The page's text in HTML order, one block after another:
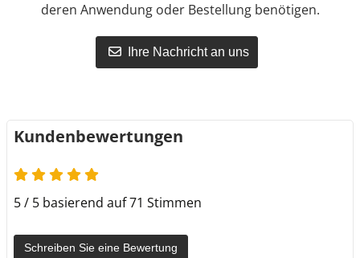
deren Anwendung oder Bestellung benötigen.
Ihre Nachricht an uns
Kundenbewertungen
5 / 5 basierend auf 71 Stimmen
Schreiben Sie eine Bewertung